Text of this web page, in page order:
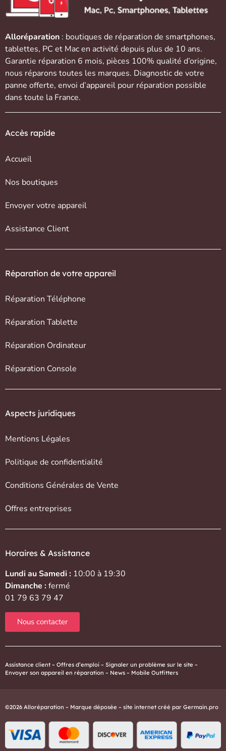
Alloréparation : boutiques de réparation de smartphones,
tablettes, PC et Macen activité depuis plus de 10 ans.
Garantie réparation 6 mois, pièces 100% qualité d’origine,
nous réparons toutes les marques. Diagnostic de votre
panne offerte, envoi d’appareil pour réparation possible
dans toute la France.
Accès rapide
Accueil
Nos boutiques
Envoyer votre appareil
Assistance Client
Réparation de votre appareil
Réparation Téléphone
Réparation Tablette
Réparation Ordinateur
Réparation Console
Aspects juridiques
Mentions Légales
Politique de confidentialité
Conditions Générales de Vente
Offres entreprises
Horaires & Assistance
Lundi au Samedi : 10:00 à 19:30
Dimanche :fermé
01 79 63 79 47
Nous contacter
Assistance client – Offres d’emploi – Signaler un problème sur le site –
Envoyer son appareil en réparation – News – Mobile Outfitters
©2026 Alloréparation – Marque déposée – site internet créé par Germain.pro